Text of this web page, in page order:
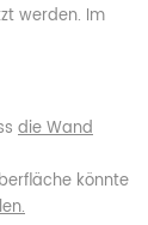
werden. Im
die Wand
könnte